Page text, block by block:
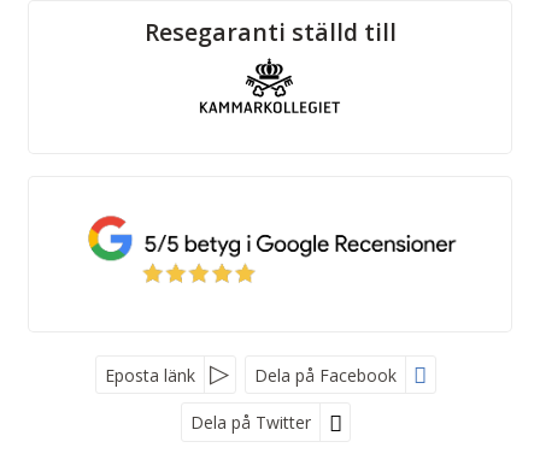
Sociala medierResegaranti ställd till
Eposta länk Dela på Facebook
Dela på Twitter